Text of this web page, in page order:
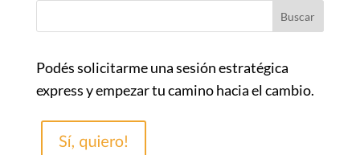
Podés solicitarme una sesión estratégica
express y empezar tu camino hacia el cambio.